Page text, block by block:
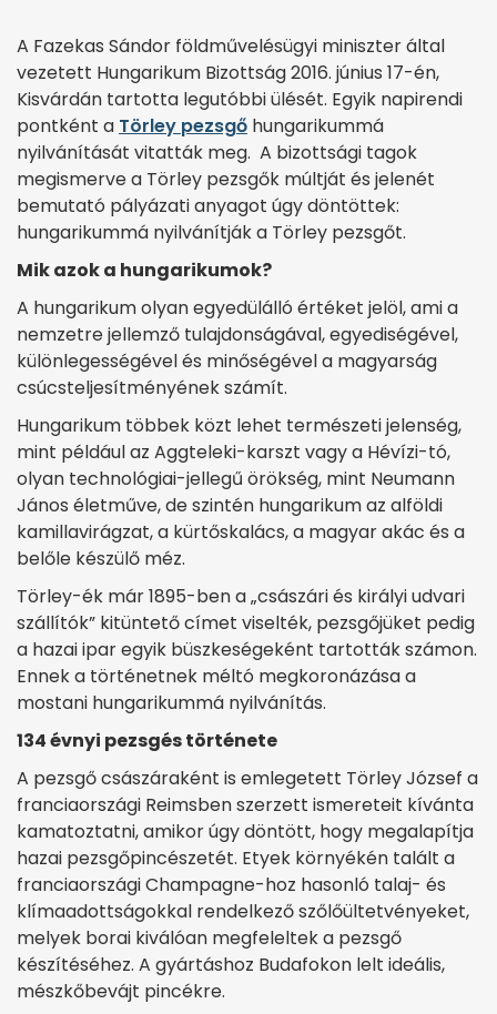
A Fazekas Sándor földművelésügyi miniszter által
vezetett Hungarikum Bizottság 2016. június 17-én,
Kisvárdán tartotta legutóbbi ülését. Egyik napirendi
pontként a Törley pezsgő hungarikummá
nyilvánítását vitatták meg. A bizottsági tagok
megismerve a Törley pezsgők múltját és jelenét
bemutató pályázati anyagot úgy döntöttek:
hungarikummá nyilvánítják a Törley pezsgőt.
Mik azok a hungarikumok?
A hungarikum olyan egyedülálló értéket jelöl, ami a
nemzetre jellemző tulajdonságával, egyediségével,
különlegességével és minőségével a magyarság
csúcsteljesítményének számít.
Hungarikum többek közt lehet természeti jelenség,
mint például az Aggteleki-karszt vagy a Hévízi-tó,
olyan technológiai-jellegű örökség, mint Neumann
János életműve, de szintén hungarikum az alföldi
kamillavirágzat, a kürtőskalács, a magyar akác és a
belőle készülő méz.
Törley-ék már 1895-ben a „császári és királyi udvari
szállítók” kitüntető címet viselték, pezsgőjüket pedig
a hazai ipar egyik büszkeségeként tartották számon.
Ennek a történetnek méltó megkoronázása a
mostani hungarikummá nyilvánítás.
134 évnyi pezsgés története
A pezsgő császáraként is emlegetett Törley József a
franciaországi Reimsben szerzett ismereteit kívánta
kamatoztatni, amikor úgy döntött, hogy megalapítja
hazai pezsgőpincészetét. Etyek környékén talált a
franciaországi Champagne-hoz hasonló talaj- és
klímaadottságokkal rendelkező szőlőültetvényeket,
melyek borai kiválóan megfeleltek a pezsgő
készítéséhez. A gyártáshoz Budafokon lelt ideális,
mészkőbevájt pincékre.